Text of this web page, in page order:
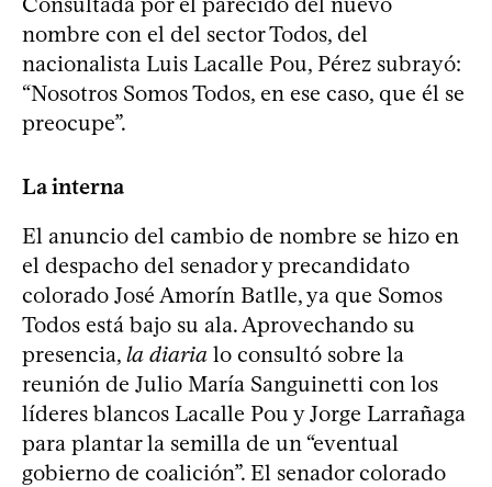
nombre con el del sector Todos, del
nacionalista Luis Lacalle Pou, Pérez subrayó:
“Nosotros Somos Todos, en ese caso, que él se
preocupe”.
La interna
El anuncio del cambio de nombre se hizo en
el despacho del senador y precandidato
colorado José Amorín Batlle, ya que Somos
Todos está bajo su ala. Aprovechando su
presencia, la diaria lo consultó sobre la
reunión de Julio María Sanguinetti con los
líderes blancos Lacalle Pou y Jorge Larrañaga
para plantar la semilla de un “eventual
gobierno de coalición”. El senador colorado